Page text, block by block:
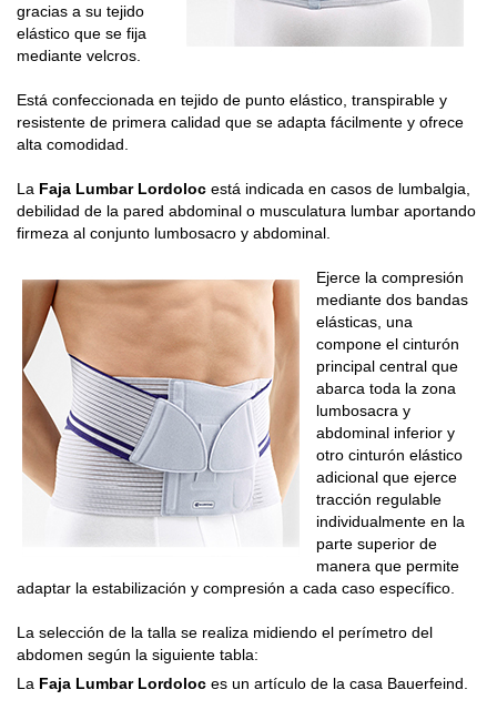
gracias a su tejido
elástico que se fija
mediante velcros.
Está confeccionada en tejido de punto elástico, transpirable y
resistente de primera calidad que se adapta fácilmente y ofrece
alta comodidad.
La Faja Lumbar Lordoloc está indicada en casos de lumbalgia,
debilidad de la pared abdominal o musculatura lumbar aportando
firmeza al conjunto lumbosacro y abdominal.
Ejerce la compresión
mediante dos bandas
elásticas, una
compone el cinturón
principal central que
abarca toda la zona
lumbosacra y
abdominal inferior y
otro cinturón elástico
adicional que ejerce
tracción regulable
individualmente en la
parte superior de
manera que permite
adaptar la estabilización y compresión a cada caso específico.
La selección de la talla se realiza midiendo el perímetro del
abdomen según la siguiente tabla:
La Faja Lumbar Lordoloc es un artículo de la casa Bauerfeind.